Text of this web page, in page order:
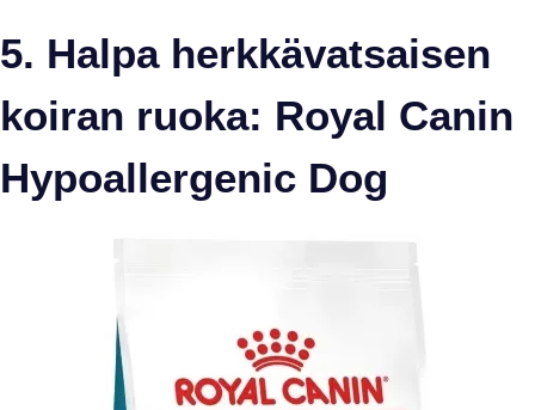
5. Halpa herkkävatsaisen
koiran ruoka: Royal Canin
Hypoallergenic Dog